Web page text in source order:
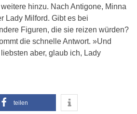
hinzu. Nach Antigone, Minna
Lady Milford. Gibt es bei
Figuren, die sie reizen würden?
die schnelle Antwort. »Und
aber, glaub ich, Lady
teilen